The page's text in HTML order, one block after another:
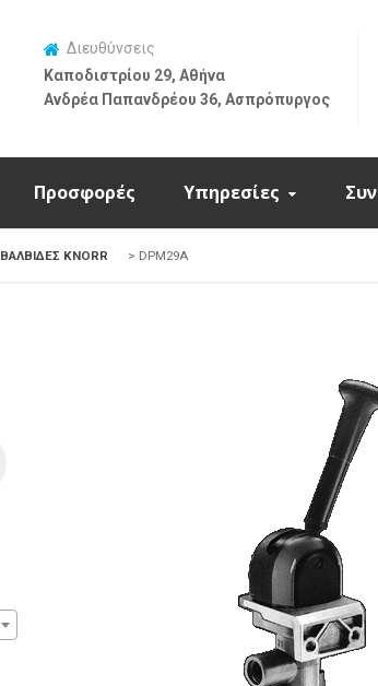
Διευθύνσεις
Καποδιστρίου 29, Αθήνα
Ανδρέα Παπανδρέου 36, Ασπρόπυργος
Προσφορές Υπηρεσίες
ΒΑΛΒΙΔΕΣ KNORR > DPM29A